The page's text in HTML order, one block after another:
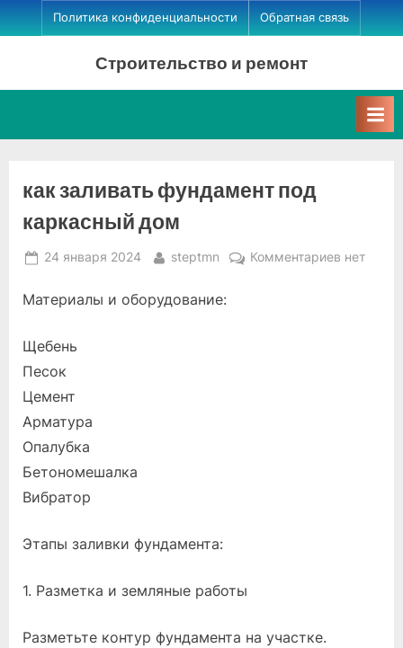
Skip
to
Политика конфиденциальности Обратная связь
Строительство и ремонт
как заливать фундамент под
каркасный дом
Posted
24 января 2024 By
steptmn Комментариевкнет
Материалы и оборудование:
Щебень
Песок
Цемент
Арматура
Опалубка
Бетономешалка
Вибратор
Этапы заливки фундамента:
1. Разметка и земляные работы
Разметьте контур фундамента на участке.